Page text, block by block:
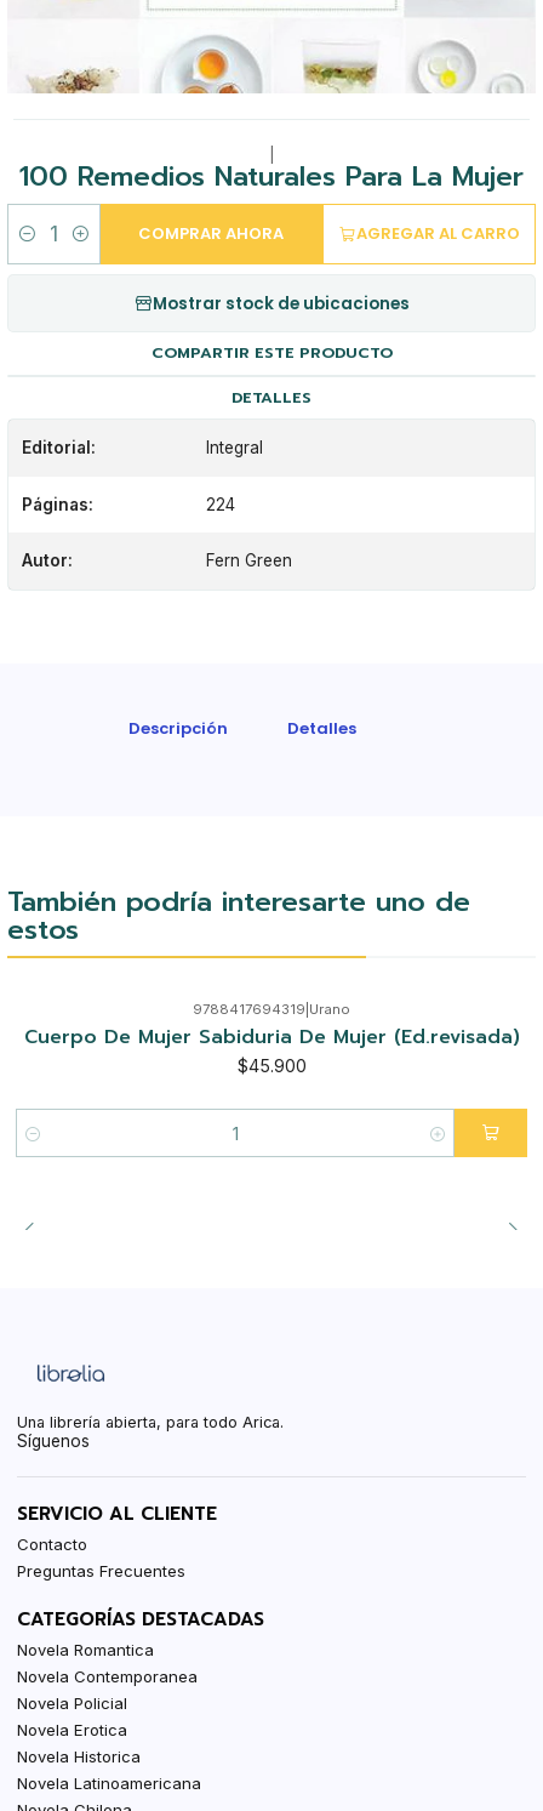
100 Remedios Naturales Para La Mujer
Cantidad
AGREGAR AL CARRO
COMPRAR AHORA
Mostrar stock de ubicaciones
COMPARTIR ESTE PRODUCTO
DETALLES
Editorial: Integral
Páginas: 224
Autor: Fern Green
Descripción Detalles
También podría interesarte uno de
estos
9788417694319 Urano
Cuerpo De Mujer Sabiduria De Mujer (Ed.revisada)
$45.900
Cantidad
Una librería abierta, para todo Arica.
Síguenos
SERVICIO AL CLIENTE
Contacto
Preguntas Frecuentes
CATEGORÍAS DESTACADAS
Novela Romantica
Novela Contemporanea
Novela Policial
Novela Erotica
Novela Historica
Novela Latinoamericana